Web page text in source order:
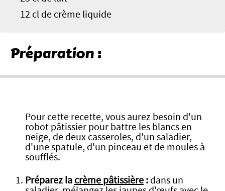
12 cl de crème liquide
Préparation :
Pour cette recette, vous aurez besoin d'un
robot pâtissier pour battre les blancs en
neige, de deux casseroles, d'un saladier,
d'une spatule, d'un pinceau et de moules à
soufflés.
Préparez la crème pâtissière : dans un